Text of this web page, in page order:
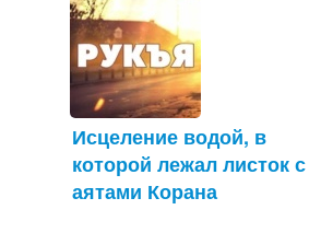
Исцеление водой, в
которой лежал листок с
аятами Корана